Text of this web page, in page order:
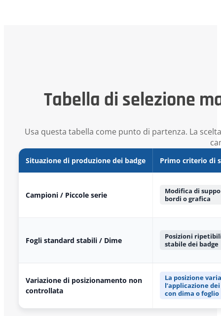
Tabella di selezione
Usa questa tabella come punto di partenza. La
Situazione di produzione dei badge Primo criterio di
Campioni / Piccole serie
Modifica di
bordi o grafica
Fogli standard stabili / Dime
Posizioni
stabile dei badge
Variazione di posizionamento non
controllata
La posizione
l’applicazione
con dima o foglio